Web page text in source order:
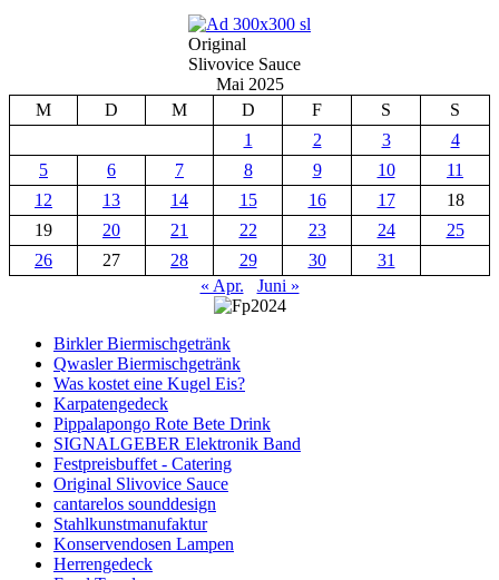
Original
Slivovice Sauce
Mai 2025
M
D M D F S
S
1
2 3
4
5
6 7 8 9 10
11
12
13 14 15 16 17
18
19
20 21 22 23 24
25
26
27 28 29 30
31
« Apr.
Juni »
Birkler Biermischgetränk
Qwasler Biermischgetränk
Was kostet eine Kugel Eis?
Karpatengedeck
Pippalapongo Rote Bete Drink
SIGNALGEBER Elektronik Band
Festpreisbuffet - Catering
Original Slivovice Sauce
cantarelos sounddesign
Stahlkunstmanufaktur
Konservendosen Lampen
Herrengedeck